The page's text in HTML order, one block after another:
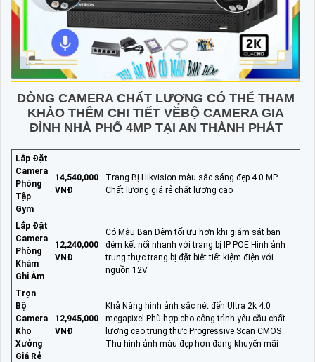
DÒNG CAMERA CHẤT LƯỢNG CÓ THỂ THAM
KHẢO THÊM CHI TIẾT VỀBỘ CAMERA GIA
ĐÌNH NHÀ PHỐ 4MP TẠI AN THÀNH PHÁT
Lắp Đặt
Camera
Phòng
Tập
Gym
14,540,000
VNĐ
Trang Bị Hikvision màu sắc sáng đẹp 4.0 MP
Chất lượng giá rẻ chất lượng cao
Lắp Đặt
Camera
Phòng
Khám
Ghi Âm
12,240,000
VNĐ
Có Màu Ban Đêm tối ưu hơn khi giám sát ban
đêm kết nối nhanh với trang bị IP POE Hình ảnh
trung thực trang bị đặt biệt tiết kiệm điện với
nguồn 12V
Trọn
Bộ
Camera
Kho
Xưởng
Giá Rẻ
12,945,000
VNĐ
Khả Năng hình ảnh sắc nét đến Ultra 2k 4.0
megapixel Phù hợp cho công trình yêu cầu chất
lượng cao trung thực Progressive Scan CMOS
Thu hình ảnh màu đẹp hơn đang khuyến mãi